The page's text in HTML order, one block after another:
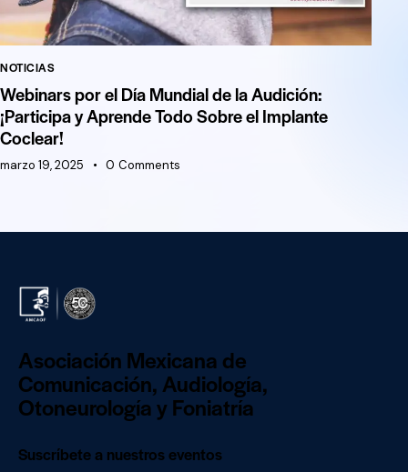
NOTICIAS
Webinars por el Día Mundial de la Audición:
¡Participa y Aprende Todo Sobre el Implante
Coclear!
marzo 19, 2025 0 Comments
Asociación Mexicana de
Comunicación, Audiología,
Otoneurología y Foniatría
Suscríbete a nuestros eventos